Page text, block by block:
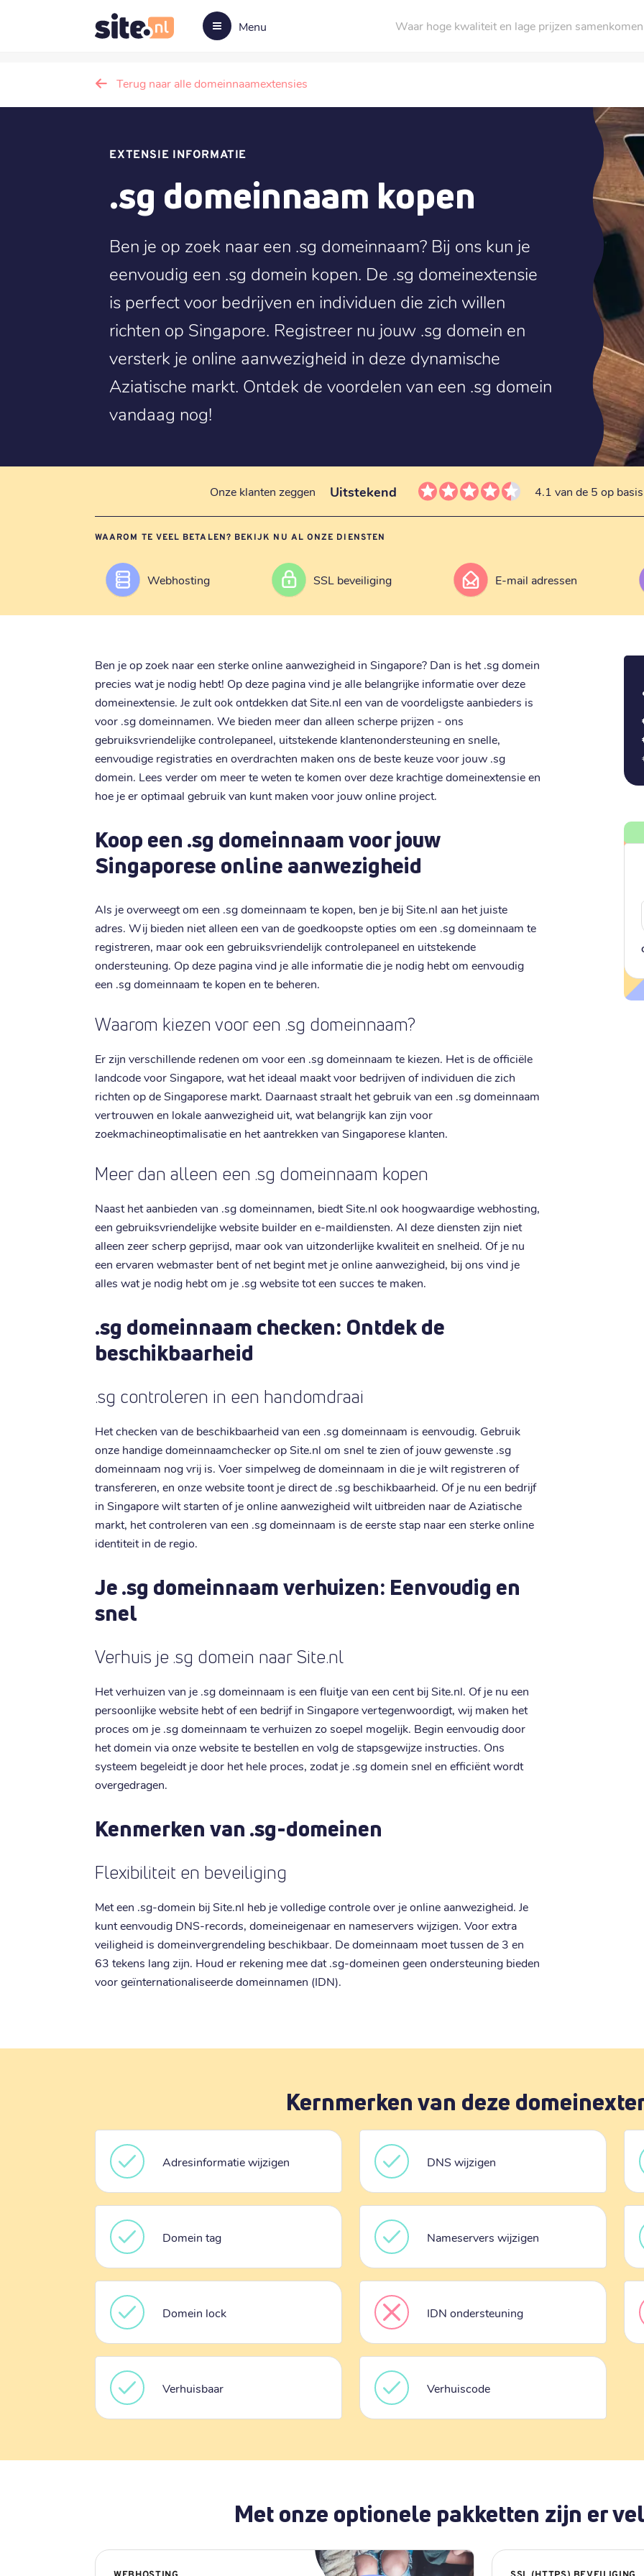
Menu Waar hoge kwaliteit en lage prijzen samenkomen
Terug naar alle domeinnaamextensies
EXTENSIE INFORMATIE
.sg domeinnaam kopen
Ben je op zoek naar een .sg domeinnaam? Bij ons kun je
eenvoudig een .sg domein kopen. De .sg domeinextensie
is perfect voor bedrijven en individuen die zich willen
richten op Singapore. Registreer nu jouw .sg domein en
versterk je online aanwezigheid in deze dynamische
Aziatische markt. Ontdek de voordelen van een .sg domein
vandaag nog!
Onze klanten zeggen Uitstekend 4.1 van de 5 op
WAAROM TE VEEL BETALEN? BEKIJK NU AL ONZE DIENSTEN
Webhosting SSL beveiliging E-mail adressen
Ben je op zoek naar een sterke online aanwezigheid in Singapore? Dan is het .sg domein
precies wat je nodig hebt! Op deze pagina vind je alle belangrijke informatie over deze
domeinextensie. Je zult ook ontdekken dat Site.nl een van de voordeligste aanbieders is
voor .sg domeinnamen. We bieden meer dan alleen scherpe prijzen - ons
gebruiksvriendelijke controlepaneel, uitstekende klantenondersteuning en snelle,
eenvoudige registraties en overdrachten maken ons de beste keuze voor jouw .sg
domein. Lees verder om meer te weten te komen over deze krachtige domeinextensie en
hoe je er optimaal gebruik van kunt maken voor jouw online project.
Koop een .sg domeinnaam voor jouw
Singaporese online aanwezigheid
Als je overweegt om een .sg domeinnaam te kopen, ben je bij Site.nl aan het juiste
adres. Wij bieden niet alleen een van de goedkoopste opties om een .sg domeinnaam te
registreren, maar ook een gebruiksvriendelijk controlepaneel en uitstekende
ondersteuning. Op deze pagina vind je alle informatie die je nodig hebt om eenvoudig
een .sg domeinnaam te kopen en te beheren.
Waarom kiezen voor een .sg domeinnaam?
Er zijn verschillende redenen om voor een .sg domeinnaam te kiezen. Het is de officiële
landcode voor Singapore, wat het ideaal maakt voor bedrijven of individuen die zich
richten op de Singaporese markt. Daarnaast straalt het gebruik van een .sg domeinnaam
vertrouwen en lokale aanwezigheid uit, wat belangrijk kan zijn voor
zoekmachineoptimalisatie en het aantrekken van Singaporese klanten.
Meer dan alleen een .sg domeinnaam kopen
Naast het aanbieden van .sg domeinnamen, biedt Site.nl ook hoogwaardige webhosting,
een gebruiksvriendelijke website builder en e-maildiensten. Al deze diensten zijn niet
alleen zeer scherp geprijsd, maar ook van uitzonderlijke kwaliteit en snelheid. Of je nu
een ervaren webmaster bent of net begint met je online aanwezigheid, bij ons vind je
alles wat je nodig hebt om je .sg website tot een succes te maken.
.sg domeinnaam checken: Ontdek de
beschikbaarheid
.sg controleren in een handomdraai
Het checken van de beschikbaarheid van een .sg domeinnaam is eenvoudig. Gebruik
onze handige domeinnaamchecker op Site.nl om snel te zien of jouw gewenste .sg
domeinnaam nog vrij is. Voer simpelweg de domeinnaam in die je wilt registreren of
transfereren, en onze website toont je direct de .sg beschikbaarheid. Of je nu een bedrijf
in Singapore wilt starten of je online aanwezigheid wilt uitbreiden naar de Aziatische
markt, het controleren van een .sg domeinnaam is de eerste stap naar een sterke online
identiteit in de regio.
Je .sg domeinnaam verhuizen: Eenvoudig en
snel
Verhuis je .sg domein naar Site.nl
Het verhuizen van je .sg domeinnaam is een fluitje van een cent bij Site.nl. Of je nu een
persoonlijke website hebt of een bedrijf in Singapore vertegenwoordigt, wij maken het
proces om je .sg domeinnaam te verhuizen zo soepel mogelijk. Begin eenvoudig door
het domein via onze website te bestellen en volg de stapsgewijze instructies. Ons
systeem begeleidt je door het hele proces, zodat je .sg domein snel en efficiënt wordt
overgedragen.
Kenmerken van .sg-domeinen
Flexibiliteit en beveiliging
Met een .sg-domein bij Site.nl heb je volledige controle over je online aanwezigheid. Je
kunt eenvoudig DNS-records, domeineigenaar en nameservers wijzigen. Voor extra
veiligheid is domeinvergrendeling beschikbaar. De domeinnaam moet tussen de 3 en
63 tekens lang zijn. Houd er rekening mee dat .sg-domeinen geen ondersteuning bieden
voor geïnternationaliseerde domeinnamen (IDN).
Kernmerken van deze
Adresinformatie wijzigen DNS wijzigen
Domein tag Nameservers wijzigen
Domein lock IDN ondersteuning
Verhuisbaar Verhuiscode
Met onze optionele pakketten zijn er